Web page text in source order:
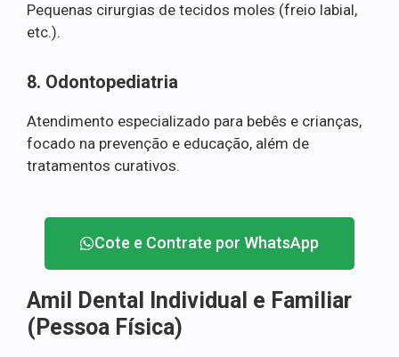
Pequenas cirurgias de tecidos moles (freio labial,
etc.).
8. Odontopediatria
Atendimento especializado para bebês e crianças,
focado na prevenção e educação, além de
tratamentos curativos.
Cote e Contrate por WhatsApp
Amil Dental Individual e Familiar
(Pessoa Física)